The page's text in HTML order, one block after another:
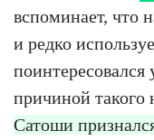
вспоминает, что
и редко
причиной такого
Сатоши